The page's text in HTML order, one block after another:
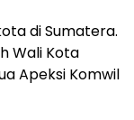
di Sumatera.
Wali Kota
Apeksi Komwil